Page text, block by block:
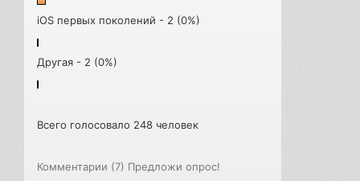
iOS первых поколений - 2 (0%)
Другая - 2 (0%)
Всего голосовало 248 человек
Комментарии (7) Предложи опрос!